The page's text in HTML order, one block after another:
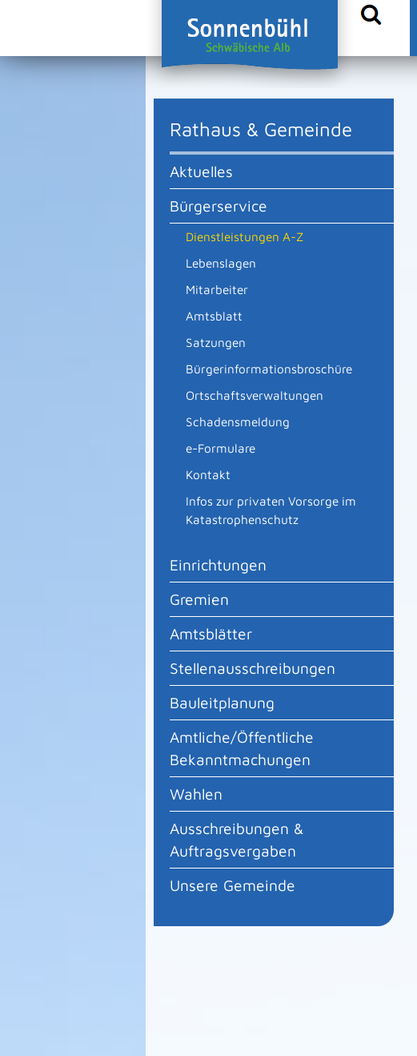
Rathaus & Gemeinde
Aktuelles
Bürgerservice
Dienstleistungen A-Z
Lebenslagen
Mitarbeiter
Amtsblatt
Satzungen
Bürgerinformationsbroschüre
Ortschaftsverwaltungen
Schadensmeldung
e-Formulare
Kontakt
Infos zur privaten Vorsorge im
Katastrophenschutz
Einrichtungen
Gremien
Amtsblätter
Stellenausschreibungen
Bauleitplanung
Amtliche/Öffentliche
Bekanntmachungen
Wahlen
Ausschreibungen &
Auftragsvergaben
Unsere Gemeinde